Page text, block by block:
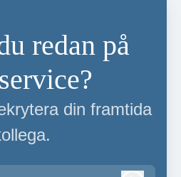
redan på
din framtida